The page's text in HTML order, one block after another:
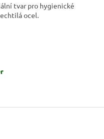
tvar pro hygienické
ocel.